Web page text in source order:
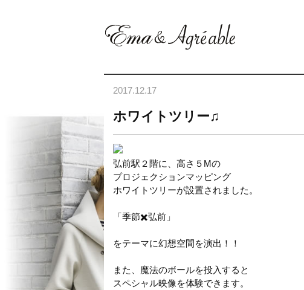
2017.12.17
ホワイトツリー♫
弘前駅２階に、高さ５Mの
プロジェクションマッピング
ホワイトツリーが設置されました。
「季節✖️弘前」
をテーマに幻想空間を演出！！
また、魔法のボールを投入すると
スペシャル映像を体験できます。